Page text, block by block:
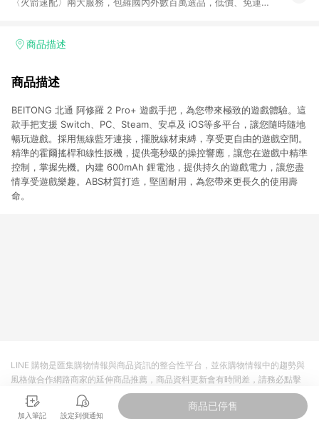
加入WOW會員告別湊免運，火箭速配、火箭跨境優質選品不限金
商品描述
商品描述
BEITONG 北通 阿修羅 2 Pro+ 遊戲手把，為您帶來極致的遊戲體驗。這
款手把支援 Switch、PC、Steam、安卓及 iOS等多平台，讓您隨時隨地
暢玩遊戲。採用無線藍牙連接，擺脫線材束縛，享受更自由的遊戲空間。
精準的霍爾搖桿和線性扳機，提供毫秒級的操控響應，讓您在遊戲中精準
控制，掌握先機。內建 600mAh 鋰電池，提供持久的遊戲電力，讓您盡
情享受遊戲樂趣。ABS材質打造，堅固耐用，為您帶來更長久的使用壽
命。
加入筆記 設定到價通知
商品已停售
LINE 購物是匯集購物情報與商品資訊的整合性平台，並依購物情報中的趨勢與
風格做合作網路商家的延伸商品推薦，商品資料更新會有時間差，請務必點擊
商品至各合作網路商家，確認現售價與購物條件，一切資訊以合作廠商網頁為
準。